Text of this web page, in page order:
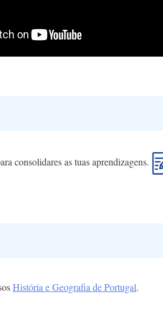
consolidares as tuas aprendizagens.
História e Geografia de Portugal.